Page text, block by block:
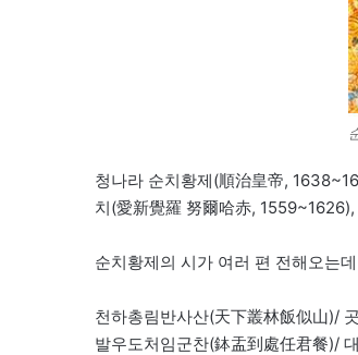
청나라 순치황제(順治皇帝,
치(愛新覺羅 努爾哈赤,
순치황제의 시가 여러 편 전해오는
천하총림반사산(天下叢林飯似山)/
발우도처임군찬(鉢盂到處任君餐)/